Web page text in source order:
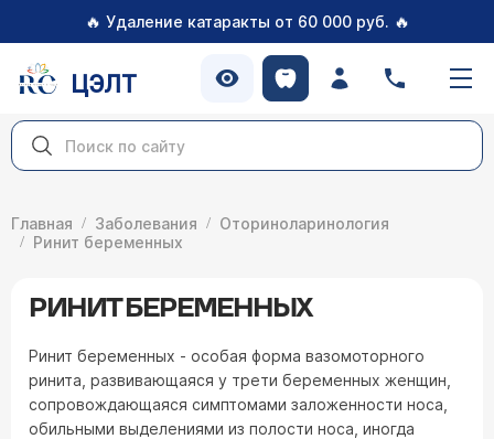
🔥 Удаление катаракты от 60 000 руб. 🔥
ЦЭЛТ
Главная Заболевания
Оториноларинология
Ринит беременных
РИНИТ БЕРЕМЕННЫХ
Ринит беременных - особая форма вазомоторного
ринита, развивающаяся у трети беременных женщин,
сопровождающаяся симптомами заложенности носа,
обильными выделениями из полости носа, иногда